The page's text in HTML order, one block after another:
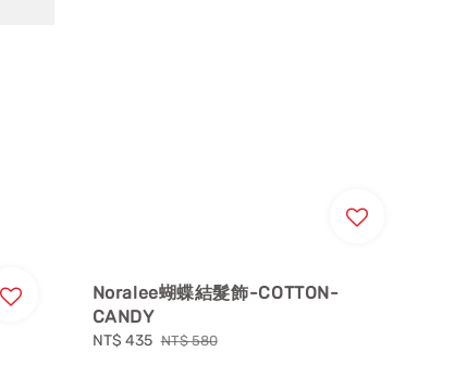
Noralee蝴蝶結髮飾-COTTON-
CANDY
Sale
NT$ 435 Regular
NT$ 580